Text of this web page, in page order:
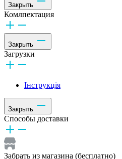
Закрыть
Комлпектация
Закрыть
Загрузки
Інструкція
Закрыть
Способы доставки
Забрать из магазина (бесплатно)